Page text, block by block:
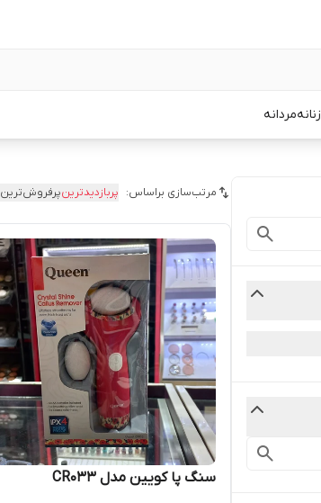
زنانهمردانه
مرتب‌سازی براساس: پربازدیدترینپرفروش‌ترین
سنگ پا کویین مدل CR033